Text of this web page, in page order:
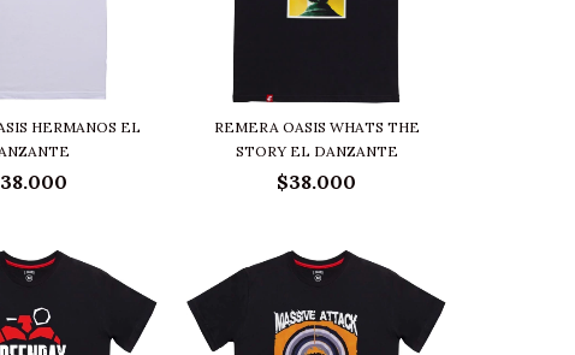
HERMANOS EL
REMERA OASIS WHATS THE
STORY EL DANZANTE
$38.000